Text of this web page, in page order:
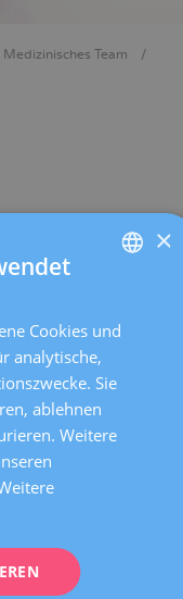
Medizinisches Team
CATALÀ
DEUTSCH
×
Cookies und
analytische,
Sie
ablehnen
Weitere